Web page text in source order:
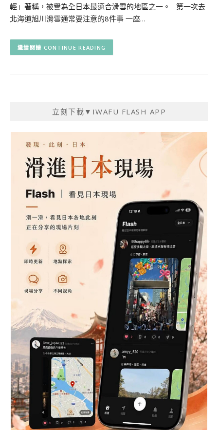
輕」著稱，被譽為全日本最適合滑雪的地區之一。 第一次去
北海道旭川滑雪通常要注意的8件事 一座…
CONTINUE READING
立刻下載▼IWAFU FLASH APP